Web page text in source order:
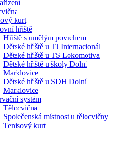
kurt
hřiště
Hřiště s umělým povrchem
Dětské hřiště u TJ Internacionál
Dětské hřiště u TS Lokomotiva
Dětské hřiště u školy Dolní
Marklovice
Dětské hřiště u SDH Dolní
Marklovice
systém
Tělocvična
Společenská místnost u tělocvičny
Tenisový kurt